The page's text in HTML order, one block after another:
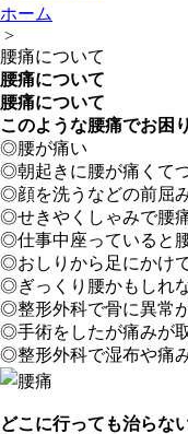
ホーム
>
腰痛について
腰痛について
腰痛について
このような腰痛でお困
◎腰が痛い
◎朝起きに腰が痛くて
◎顔を洗うなどの前屈
◎せきやくしゃみで腰
◎仕事中座っていると
◎おしりから足にかけ
◎ぎっくり腰かもしれ
◎整形外科で骨に異常
◎手術をしたが痛みが
◎整形外科で湿布や痛
どこに行っても治らな